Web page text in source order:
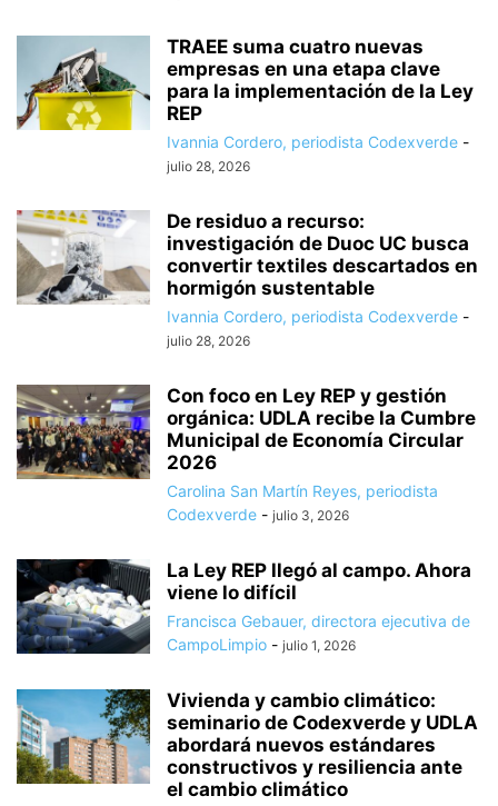
TRAEE suma cuatro nuevas
empresas en una etapa clave
para la implementación de la Ley
REP
Ivannia Cordero, periodista Codexverde -
julio 28, 2026
De residuo a recurso:
investigación de Duoc UC busca
convertir textiles descartados en
hormigón sustentable
Ivannia Cordero, periodista Codexverde -
julio 28, 2026
Con foco en Ley REP y gestión
orgánica: UDLA recibe la Cumbre
Municipal de Economía Circular
2026
Carolina San Martín Reyes, periodista
Codexverde - julio 3, 2026
La Ley REP llegó al campo. Ahora
viene lo difícil
Francisca Gebauer, directora ejecutiva de
CampoLimpio - julio 1, 2026
Vivienda y cambio climático:
seminario de Codexverde y UDLA
abordará nuevos estándares
constructivos y resiliencia ante
el cambio climático